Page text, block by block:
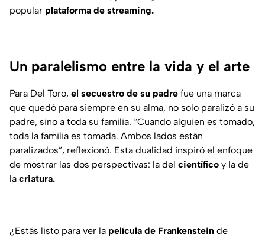
popular plataforma de streaming.
Un paralelismo entre la vida y el arte
Para Del Toro, el secuestro de su padre fue una marca
que quedó para siempre en su alma, no solo paralizó a su
padre, sino a toda su familia. “Cuando alguien es tomado,
toda la familia es tomada. Ambos lados están
paralizados”, reflexionó. Esta dualidad inspiró el enfoque
de mostrar las dos perspectivas: la del científico y la de
la criatura.
¿Estás listo para ver la película de Frankenstein de